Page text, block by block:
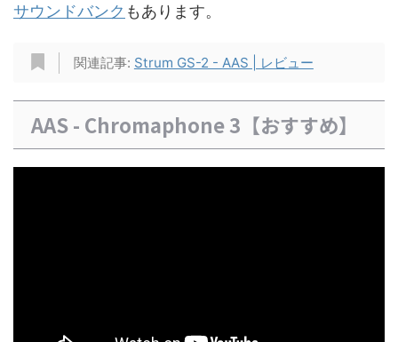
サウンドバンク もあります。
関連記事: Strum GS-2 - AAS | レビュー
AAS - Chromaphone 3【おすすめ】